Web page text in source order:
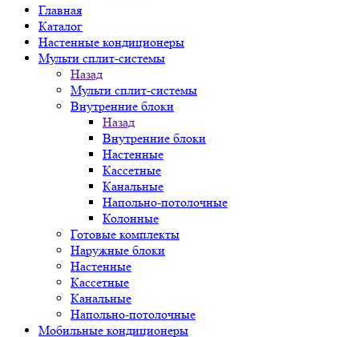
Главная
Каталог
Настенные кондиционеры
Мульти сплит-системы
Назад
Мульти сплит-системы
Внутренние блоки
Назад
Внутренние блоки
Настенные
Кассетные
Канальные
Напольно-потолочные
Колонные
Готовые комплекты
Наружные блоки
Настенные
Кассетные
Канальные
Напольно-потолочные
Мобильные кондиционеры